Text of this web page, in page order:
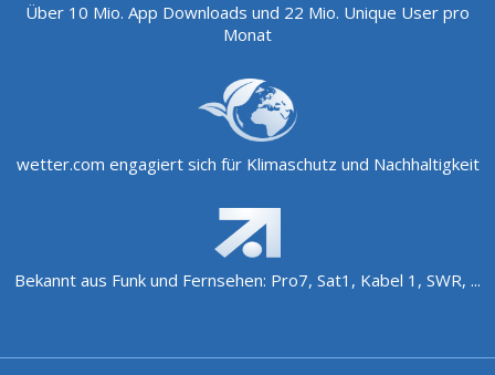
Über 10 Mio. App Downloads und 22 Mio. Unique User pro
Monat
wetter.com engagiert sich für Klimaschutz und Nachhaltigkeit
Bekannt aus Funk und Fernsehen: Pro7, Sat1, Kabel 1, SWR, ...